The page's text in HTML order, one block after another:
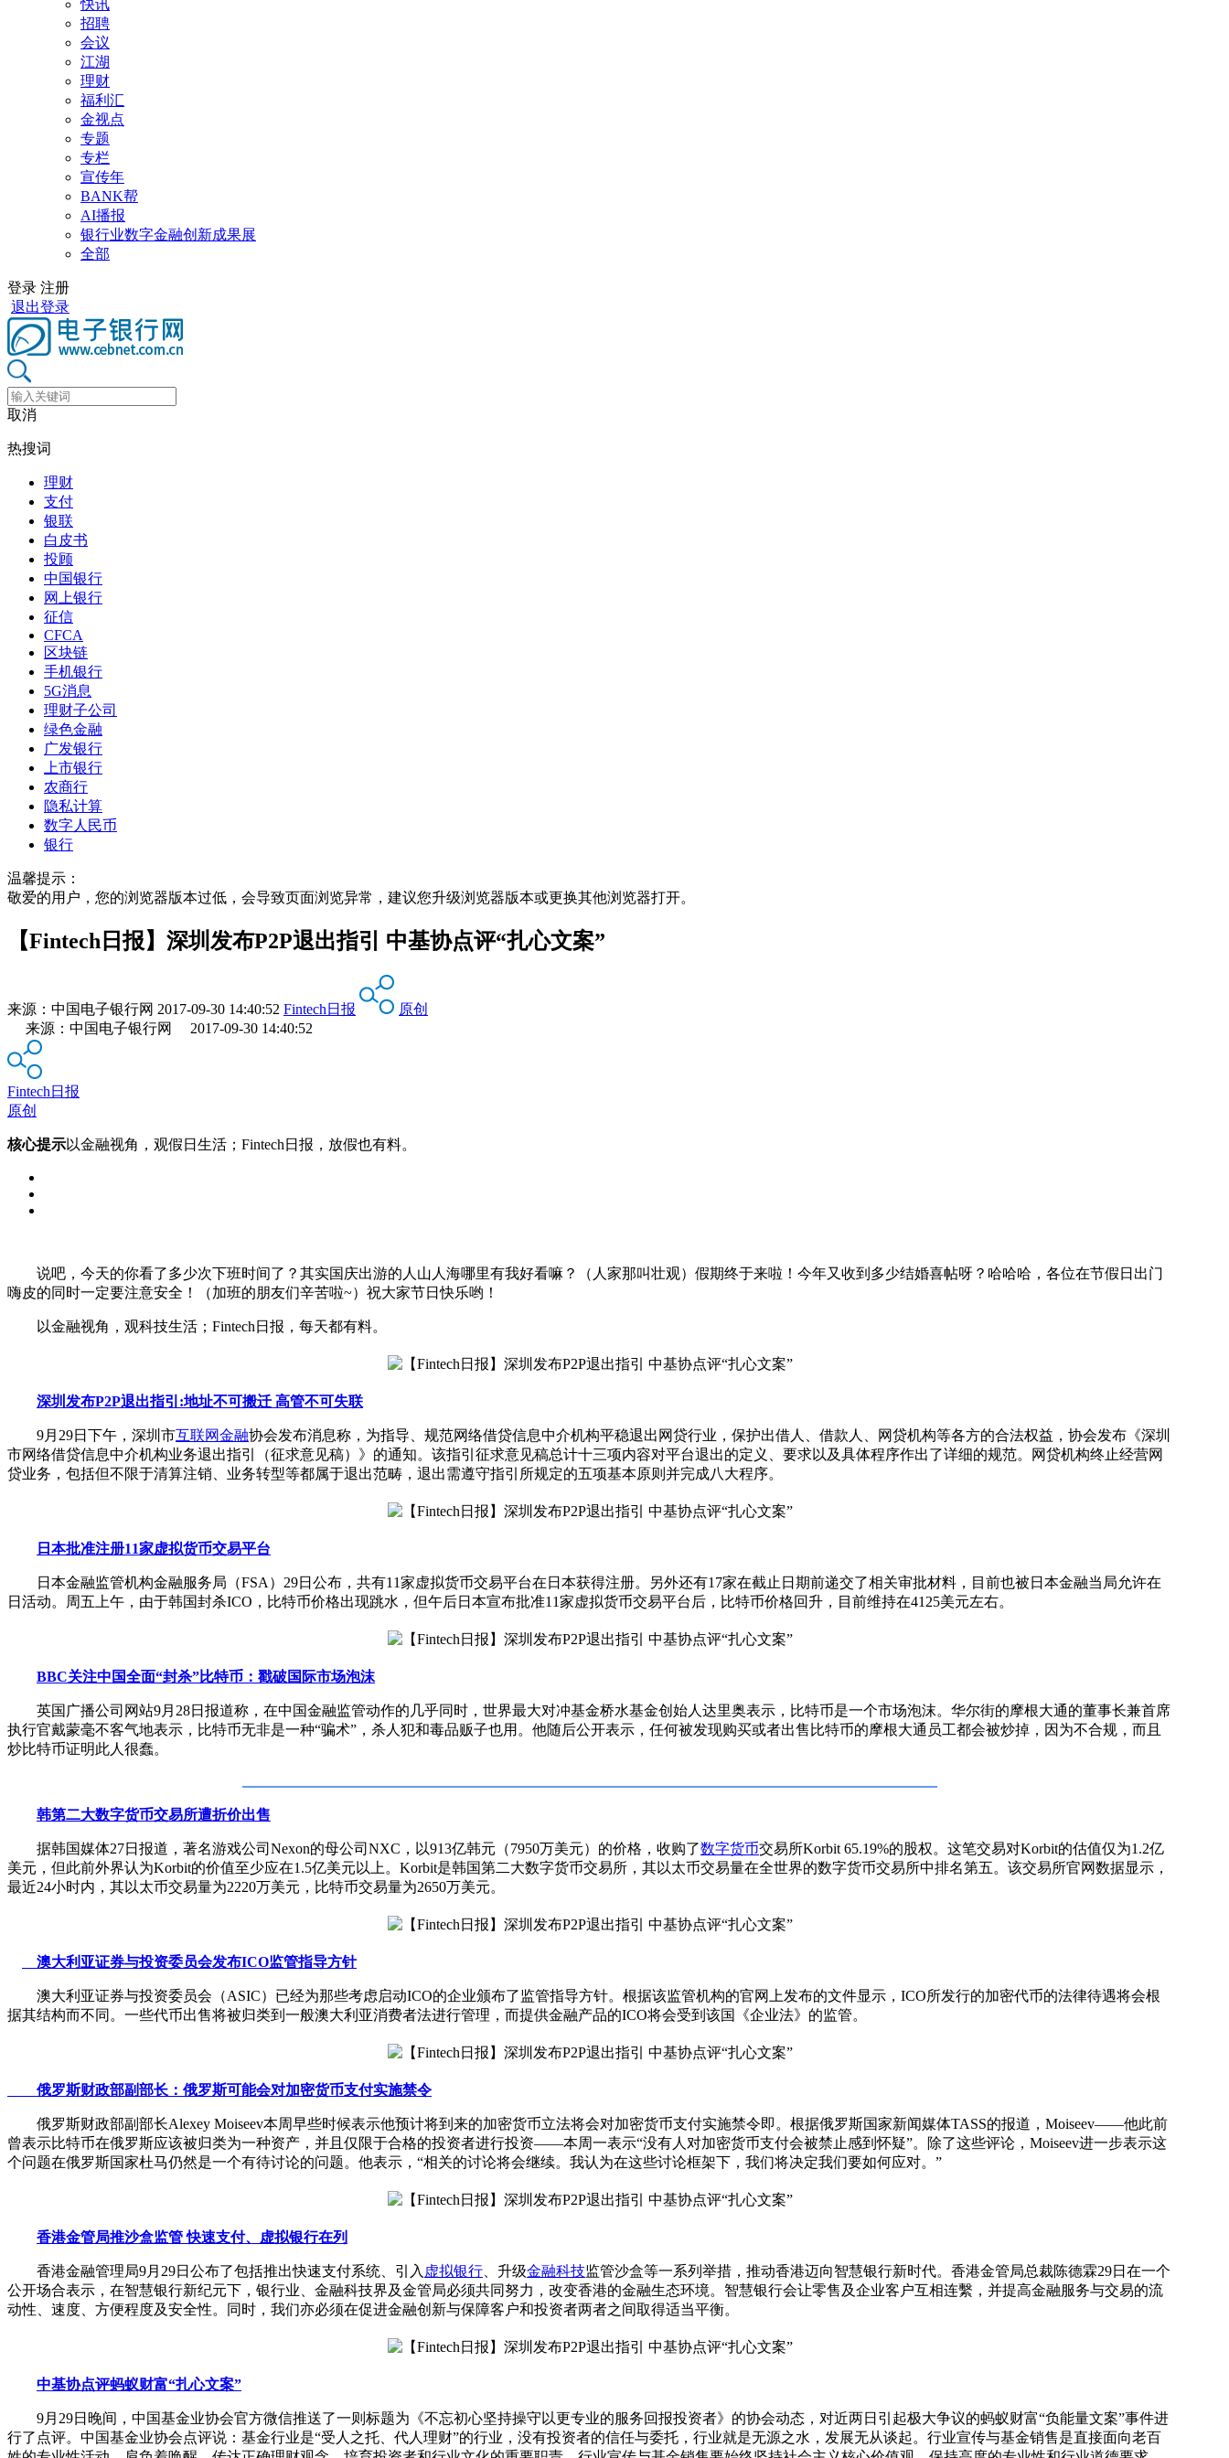
快讯
招聘
会议
江湖
理财
福利汇
金视点
专题
专栏
宣传年
BANK帮
AI播报
银行业数字金融创新成果展
全部
登录 注册
退出登录
取消
热搜词
理财
支付
银联
白皮书
投顾
中国银行
网上银行
征信
CFCA
区块链
手机银行
5G消息
理财子公司
绿色金融
广发银行
上市银行
农商行
隐私计算
数字人民币
银行
温馨提示：
敬爱的用户，您的浏览器版本过低，会导致页面浏览异常，建议您升级浏览器版本或更换其他浏览器打开。
【Fintech日报】深圳发布P2P退出指引 中基协点评“扎心文案”
来源： 中国电子银行网 2017-09-30 14:40:52 Fintech日报
原创
来源：中国电子银行网 2017-09-30 14:40:52
Fintech日报
原创
核心提示以金融视角，观假日生活；Fintech日报，放假也有料。
说吧，今天的你看了多少次下班时间了？其实国庆出游的人山人海哪里有我好看嘛？（人家那叫壮观）假期终于来啦！今年又收到多少结婚喜帖呀？哈哈哈，各位在节假日出门
嗨皮的同时一定要注意安全！（加班的朋友们辛苦啦~）祝大家节日快乐哟！
以金融视角，观科技生活；Fintech日报，每天都有料。
深圳发布P2P退出指引:地址不可搬迁 高管不可失联
9月29日下午，深圳市互联网金融协会发布消息称，为指导、规范网络借贷信息中介机构平稳退出网贷行业，保护出借人、借款人、网贷机构等各方的合法权益，协会发布《深圳
市网络借贷信息中介机构业务退出指引（征求意见稿）》的通知。该指引征求意见稿总计十三项内容对平台退出的定义、要求以及具体程序作出了详细的规范。网贷机构终止经营网
贷业务，包括但不限于清算注销、业务转型等都属于退出范畴，退出需遵守指引所规定的五项基本原则并完成八大程序。
日本批准注册11家虚拟货币交易平台
日本金融监管机构金融服务局（FSA）29日公布，共有11家虚拟货币交易平台在日本获得注册。另外还有17家在截止日期前递交了相关审批材料，目前也被日本金融当局允许在
日活动。周五上午，由于韩国封杀ICO，比特币价格出现跳水，但午后日本宣布批准11家虚拟货币交易平台后，比特币价格回升，目前维持在4125美元左右。
BBC关注中国全面“封杀”比特币：戳破国际市场泡沫
英国广播公司网站9月28日报道称，在中国金融监管动作的几乎同时，世界最大对冲基金桥水基金创始人达里奥表示，比特币是一个市场泡沫。华尔街的摩根大通的董事长兼首席
执行官戴蒙毫不客气地表示，比特币无非是一种“骗术”，杀人犯和毒品贩子也用。他随后公开表示，任何被发现购买或者出售比特币的摩根大通员工都会被炒掉，因为不合规，而且
炒比特币证明此人很蠢。
韩第二大数字货币交易所遭折价出售
据韩国媒体27日报道，著名游戏公司Nexon的母公司NXC，以913亿韩元（7950万美元）的价格，收购了数字货币交易所Korbit 65.19%的股权。这笔交易对Korbit的估值仅为1.2亿
美元，但此前外界认为Korbit的价值至少应在1.5亿美元以上。Korbit是韩国第二大数字货币交易所，其以太币交易量在全世界的数字货币交易所中排名第五。该交易所官网数据显示，
最近24小时内，其以太币交易量为2220万美元，比特币交易量为2650万美元。
澳大利亚证券与投资委员会发布ICO监管指导方针
澳大利亚证券与投资委员会（ASIC）已经为那些考虑启动ICO的企业颁布了监管指导方针。根据该监管机构的官网上发布的文件显示，ICO所发行的加密代币的法律待遇将会根
据其结构而不同。一些代币出售将被归类到一般澳大利亚消费者法进行管理，而提供金融产品的ICO将会受到该国《企业法》的监管。
俄罗斯财政部副部长：俄罗斯可能会对加密货币支付实施禁令
俄罗斯财政部副部长Alexey Moiseev本周早些时候表示他预计将到来的加密货币立法将会对加密货币支付实施禁令即。根据俄罗斯国家新闻媒体TASS的报道，Moiseev——他此前
曾表示比特币在俄罗斯应该被归类为一种资产，并且仅限于合格的投资者进行投资——本周一表示“没有人对加密货币支付会被禁止感到怀疑”。除了这些评论，Moiseev进一步表示这
个问题在俄罗斯国家杜马仍然是一个有待讨论的问题。他表示，“相关的讨论将会继续。我认为在这些讨论框架下，我们将决定我们要如何应对。”
香港金管局推沙盒监管 快速支付、虚拟银行在列
香港金融管理局9月29日公布了包括推出快速支付系统、引入 虚拟银行 、升级金融科技监管沙盒等一系列举措，推动香港迈向智慧银行新时代。香港金管局总裁陈德霖29日在一个
公开场合表示，在智慧银行新纪元下，银行业、金融科技界及金管局必须共同努力，改变香港的金融生态环境。智慧银行会让零售及企业客户互相连繫，并提高金融服务与交易的流
动性、速度、方便程度及安全性。同时，我们亦必须在促进金融创新与保障客户和投资者两者之间取得适当平衡。
中基协点评蚂蚁财富“扎心文案”
9月29日晚间，中国基金业协会官方微信推送了一则标题为《不忘初心坚持操守以更专业的服务回报投资者》的协会动态，对近两日引起极大争议的蚂蚁财富“负能量文案”事件进
行了点评。中国基金业协会点评说：基金行业是“受人之托、代人理财”的行业，没有投资者的信任与委托，行业就是无源之水，发展无从谈起。行业宣传与基金销售是直接面向老百